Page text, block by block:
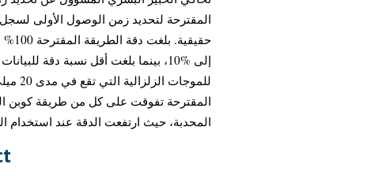
المقترحة تفوقت على كل من طريقة كوبن
المحدبة، حيث ارتفعت الدقة عند استخدام الطريقة المقترحة %17